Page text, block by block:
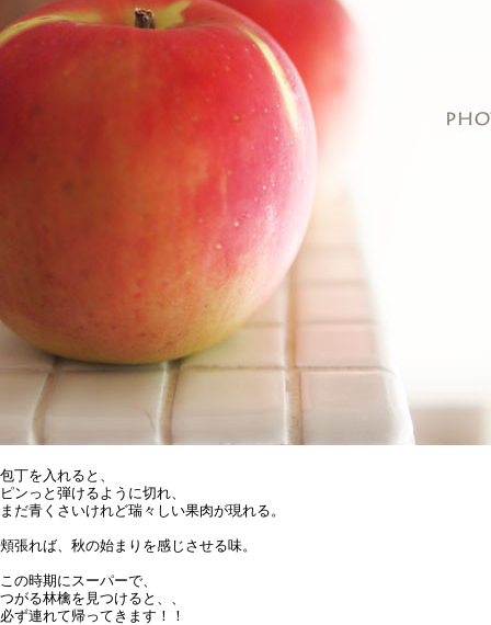
包丁を入れると、
ピンっと弾けるように切れ、
まだ青くさいけれど瑞々しい果肉が現れる。
頬張れば、秋の始まりを感じさせる味。
この時期にスーパーで、
つがる林檎を見つけると、、
必ず連れて帰ってきます！！